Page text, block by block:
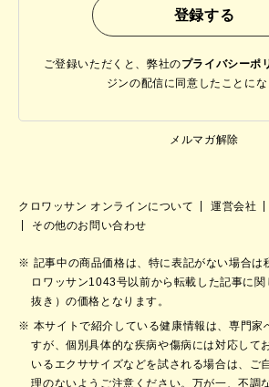
ご登録いただくと、弊社のプライバシーポ
ジンの配信に同意したことに
メルマガ解除
クロワッサン オンラインについて 運営会社
その他のお問い合わせ
記事中の商品価格は、特に表記がない場合は
ロワッサン1043号以前から転載した記事に
抜き）の価格となります。
本サイトで紹介している健康情報は、専門家
すが、個別具体的な疾病や傷病には対応して
いるエクササイズなどを試される場合は、ご
理のないようご注意ください。万が一、不調